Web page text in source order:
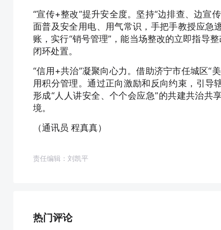
“宣传+整改”提升安全度。坚持“边排查、边宣
面普及安全用电、用气常识，手把手教授应急
账，实行“销号管理”，能当场整改的立即指导
闭环处置。
“信用+共治”凝聚向心力。借助济宁市任城区“
用积分管理。通过正向激励和反向约束，引导
形成“人人讲安全、个个会应急”的共建共治
境。
（通讯员 程真真）
责任编辑：刘凯平
热门评论